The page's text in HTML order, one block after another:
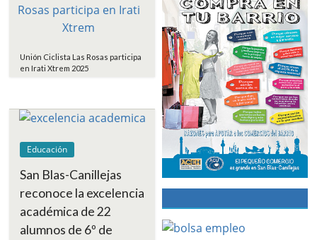
Unión Ciclista Las Rosas participa
en Irati Xtrem 2025
Educación
San Blas-Canillejas
reconoce la excelencia
académica de 22
alumnos de 6º de